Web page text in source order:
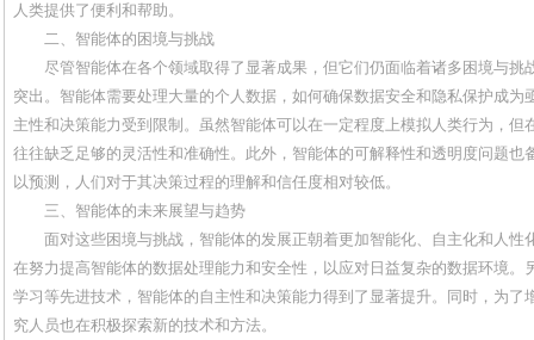
人类提供了便利和帮助。
二、智能体的困境与挑战
尽管智能体在各个领域取得了显著成果，但它们仍面临着诸多困境与挑
突出。智能体需要处理大量的个人数据，如何确保数据安全和隐私保护成为
主性和决策能力受到限制。虽然智能体可以在一定程度上模拟人类行为，但
往往缺乏足够的灵活性和准确性。此外，智能体的可解释性和透明度问题也
以预测，人们对于其决策过程的理解和信任度相对较低。
三、智能体的未来展望与趋势
面对这些困境与挑战，智能体的发展正朝着更加智能化、自主化和人性
在努力提高智能体的数据处理能力和安全性，以应对日益复杂的数据环境。
学习等先进技术，智能体的自主性和决策能力得到了显著提升。同时，为了
究人员也在积极探索新的技术和方法。